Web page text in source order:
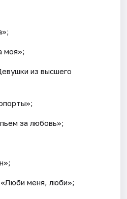
моя»;
из высшего
за любовь»;
меня, люби»;